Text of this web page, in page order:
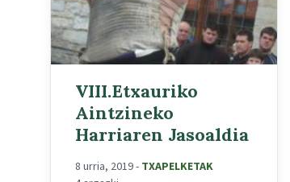
VIII.Etxauriko
Aintzineko
Harriaren Jasoaldia
8 urria, 2019- TXAPELKETAK